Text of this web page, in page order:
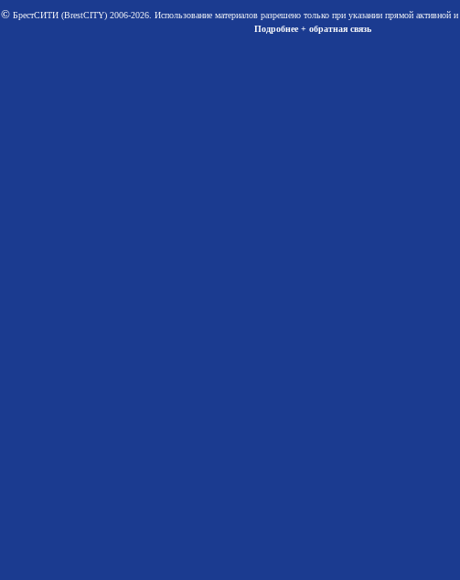
©БрестСИТИ (BrestCITY) 2006-2026. Использование материалов разрешено только при указании прямой активной
Подробнее + обратная связь